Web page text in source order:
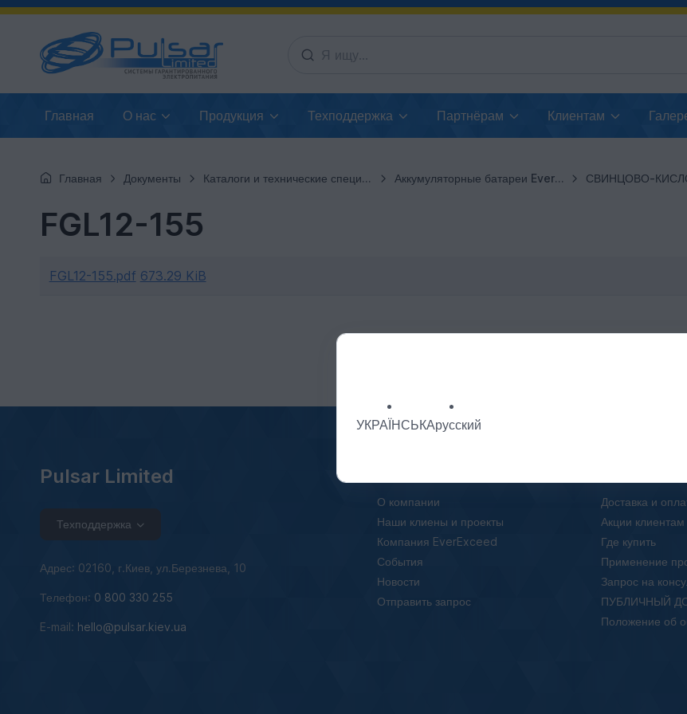
Главная О нас Продукция Техподдержка Партнёрам Клиентам
Главная Документы Каталоги и технические спецификации Аккумуляторные батареи EverExceed СВИНЦОВО-
FGL12-155
FGL12-155.pdf 673.29 KiB
Pulsar Limited
Техподдержка
Адрес: 02160, г.Киев, ул.Березнева, 10
Телефон: 0 800 330 255
E-mail: hello@pulsar.kiev.ua
О компании
Наши клиены и проекты
Компания EverExceed
События
Новости
Отправить запрос
Доставка и
Акции клиентам
Где купить
Применение
Запрос на
ПУБЛИЧНЫЙ
УКРАЇНСЬКАрусский